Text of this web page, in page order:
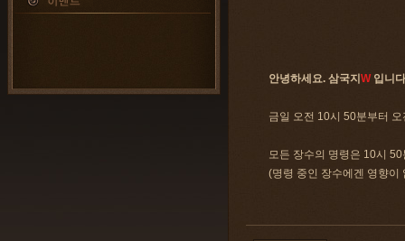
안녕하세요. 삼국지 W입니
금일 오전 10시 50분부터
모든 장수의 명령은 10시
(명령 중인 장수에겐 영향이